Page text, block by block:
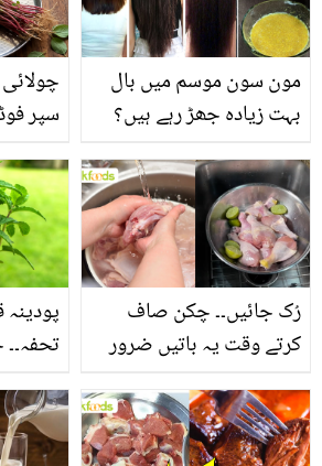
سپر
منرلز
سے
فائدے
مون سون موسم میں بال
بہت زیادہ جھڑ رہے ہیں؟
بنانے کے چند قدرتی طریقے
انگیز
رُک جائیں۔۔ چکن صاف
کرتے وقت یہ باتیں ضرور